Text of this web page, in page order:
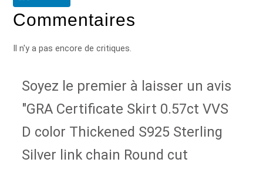
Commentaires
Il n'y a pas encore de critiques.
Soyez le premier à laisser un avis
"GRA Certificate Skirt 0.57ct VVS
D color Thickened S925 Sterling
Silver link chain Round cut